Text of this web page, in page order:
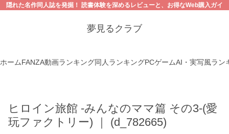
隠れた名作同人誌を発掘！ 読書体験を深めるレビューと、お得なWeb購入ガイ
夢見るクラブ
ホームFANZA動画ランキング同人ランキングPCゲームAI・実写風ラン
ヒロイン旅館 -みんなのママ篇 その3-(愛
玩ファクトリー) ｜ (d_782665)